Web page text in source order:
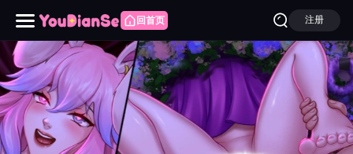
回首页 注册
Loverse